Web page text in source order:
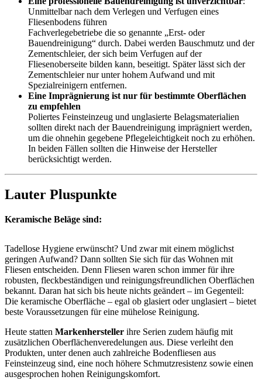
Unmittelbar nach dem Verlegen und Verfugen eines
Fliesenbodens führen
Fachverlegebetriebe die so genannte „Erst- oder
Bauendreinigung“ durch. Dabei werden Bauschmutz und der
Zementschleier, der sich beim Verfugen auf der
Fliesenoberseite bilden kann, beseitigt. Später lässt sich der
Zementschleier nur unter hohem Aufwand und mit
Spezialreinigern entfernen.
Eine Imprägnierung ist nur für bestimmte Oberflächen
zu empfehlen
Poliertes Feinsteinzeug und unglasierte Belagsmaterialien
sollten direkt nach der Bauendreinigung imprägniert werden,
um die ohnehin gegebene Pflegeleichtigkeit noch zu erhöhen.
In beiden Fällen sollten die Hinweise der Hersteller
berücksichtigt werden.
Lauter Pluspunkte
Keramische Beläge sind:
Tadellose Hygiene erwünscht? Und zwar mit einem möglichst
geringen Aufwand? Dann sollten Sie sich für das Wohnen mit
Fliesen entscheiden. Denn Fliesen waren schon immer für ihre
robusten, fleckbeständigen und reinigungsfreundlichen Oberflächen
bekannt. Daran hat sich bis heute nichts geändert – im Gegenteil:
Die keramische Oberfläche – egal ob glasiert oder unglasiert – bietet
beste Voraussetzungen für eine mühelose Reinigung.
Heute statten Markenhersteller ihre Serien zudem häufig mit
zusätzlichen Oberflächenveredelungen aus. Diese verleiht den
Produkten, unter denen auch zahlreiche Bodenfliesen aus
Feinsteinzeug sind, eine noch höhere Schmutzresistenz sowie einen
ausgesprochen hohen Reinigungskomfort.